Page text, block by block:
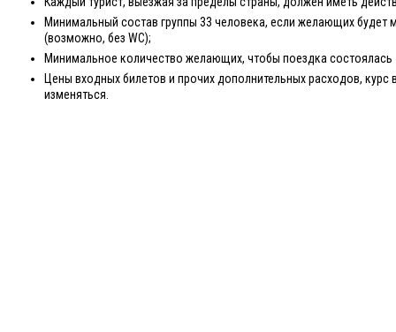
Минимальный состав группы 33 человека, если желающих
(возможно, без WC);
Минимальное количество желающих, чтобы поездка состоялась
Цены входных билетов и прочих дополнительных расходов,
изменяться.